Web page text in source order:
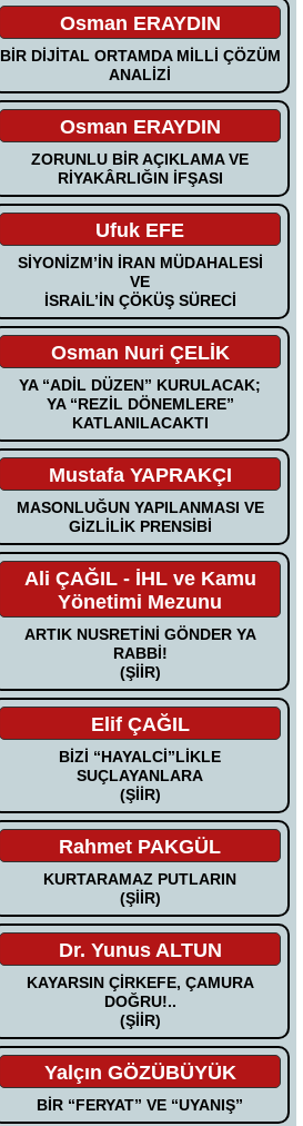
Osman ERAYDIN
BİR DİJİTAL ORTAMDA MİLLİ ÇÖZÜM
ANALİZİ
Osman ERAYDIN
ZORUNLU BİR AÇIKLAMA VE
RİYAKÂRLIĞIN İFŞASI
Ufuk EFE
SİYONİZM’İN İRAN MÜDAHALESİ
VE
İSRAİL’İN ÇÖKÜŞ SÜRECİ
Osman Nuri ÇELİK
YA “ADİL DÜZEN” KURULACAK;
YA “REZİL DÖNEMLERE”
KATLANILACAKTI
Mustafa YAPRAKÇI
MASONLUĞUN YAPILANMASI VE
GİZLİLİK PRENSİBİ
Ali ÇAĞIL - İHL ve Kamu
Yönetimi Mezunu
ARTIK NUSRETİNİ GÖNDER YA
RABBİ!
(ŞİİR)
Elif ÇAĞIL
BİZİ “HAYALCİ”LİKLE
SUÇLAYANLARA
(ŞİİR)
Rahmet PAKGÜL
KURTARAMAZ PUTLARIN
(ŞİİR)
Dr. Yunus ALTUN
KAYARSIN ÇİRKEFE, ÇAMURA
DOĞRU!..
(ŞİİR)
Yalçın GÖZÜBÜYÜK
BİR “FERYAT” VE “UYANIŞ”